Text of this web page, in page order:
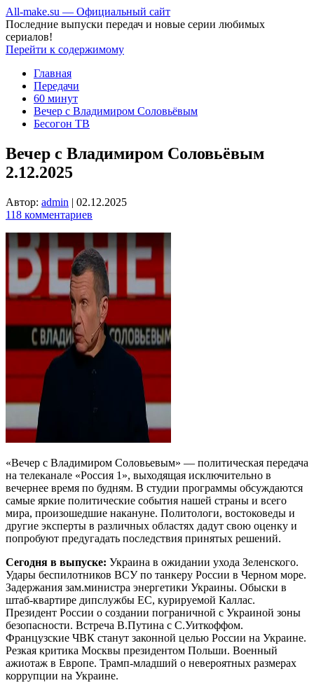
All-make.su — Официальный сайт
Последние выпуски передач и новые серии любимых
сериалов!
Перейти к содержимому
Главная
Передачи
60 минут
Вечер с Владимиром Соловьёвым
Бесогон ТВ
Вечер с Владимиром Соловьёвым
2.12.2025
Автор: admin | 02.12.2025
118 комментариев
«Вечер с Владимиром Соловьевым» — политическая передача
на телеканале «Россия 1», выходящая исключительно в
вечернее время по будням. В студии программы обсуждаются
самые яркие политические события нашей страны и всего
мира, произошедшие накануне. Политологи, востоковеды и
другие эксперты в различных областях дадут свою оценку и
попробуют предугадать последствия принятых решений.
Сегодня в выпуске: Украина в ожидании ухода Зеленского.
Удары беспилотников ВСУ по танкеру России в Черном море.
Задержания зам.министра энергетики Украины. Обыски в
штаб-квартире дипслужбы ЕС, курируемой Каллас.
Президент России о создании пограничной с Украиной зоны
безопасности. Встреча В.Путина с С.Уиткоффом.
Французские ЧВК станут законной целью России на Украине.
Резкая критика Москвы президентом Польши. Военный
ажиотаж в Европе. Трамп-младший о невероятных размерах
коррупции на Украине.